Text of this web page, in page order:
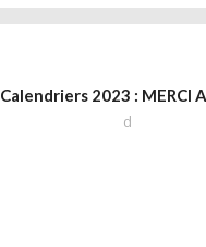
Calendriers 2023 : MERCI
d